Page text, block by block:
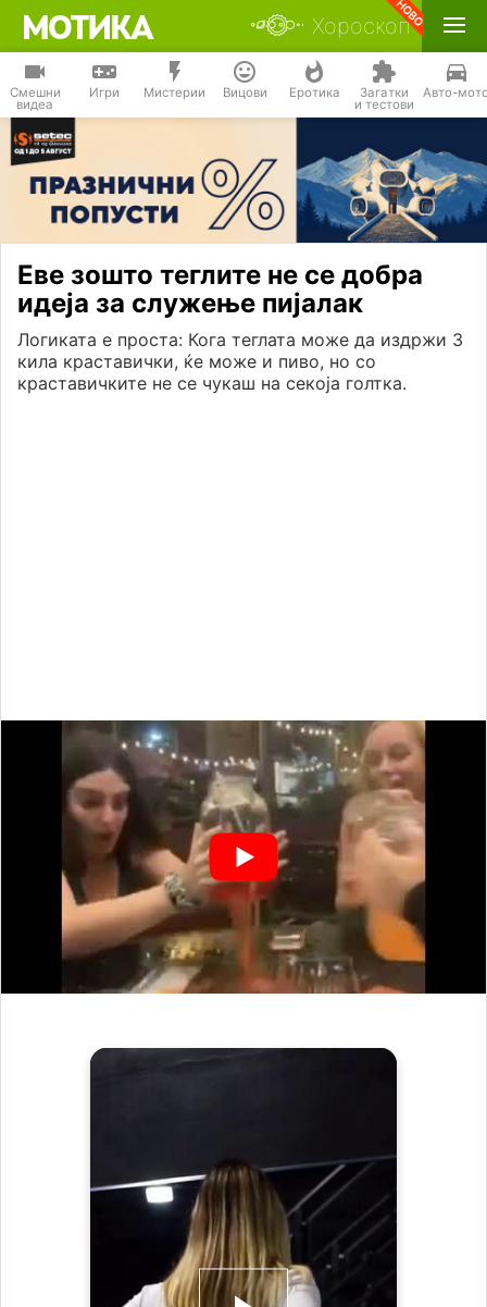
Хороскоп
Смешни
видеа
Игри Мистерии Вицови Еротика Загатки
и тестови
Авто-
Еве зошто теглите не се добра
идеја за служење пијалак
Логиката е проста: Кога теглата може да издржи 3
кила краставички, ќе може и пиво, но со
краставичките не се чукаш на секоја голтка.